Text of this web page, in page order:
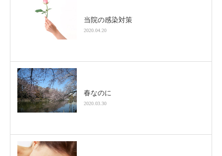
当院の感染対策
2020.04.20
春なのに
2020.03.30